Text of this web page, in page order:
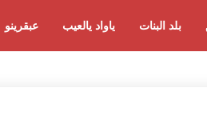
عبقرينو ياواد يالعيب بلد البنات